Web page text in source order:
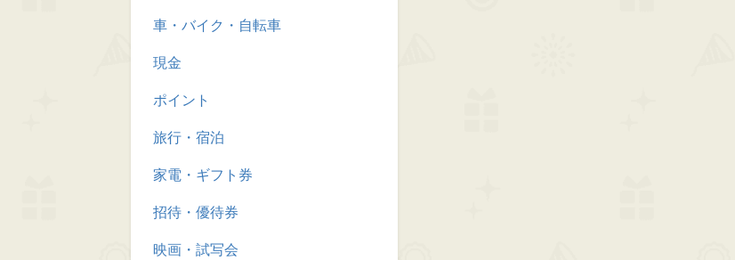
車・バイク・自転車
現金
ポイント
旅行・宿泊
家電・ギフト券
招待・優待券
映画・試写会